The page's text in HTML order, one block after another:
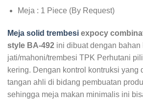
Meja : 1 Piece (By Request)
Meja solid trembesi expocy
style BA-492 ini dibuat dengan bahan
jati/mahoni/trembesi TPK Perhutani
kering. Dengan kontrol kontruksi yang
tangan ahli di bidang pembuatan
sehingga meja makan minimalis ini